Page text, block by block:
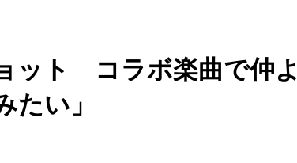
ット コラボ楽曲で仲よ
たい」